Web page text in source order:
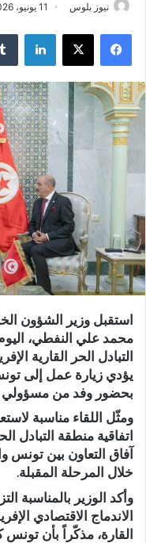
نيوز بلوس 11 يونيو، 2026
فيسبوك X
استقبل وزير الشؤون
محمد علي النفطي،
التبادل الحر القارية
بحضور وفد من مسؤولي
ومثّل اللقاء مناسبة
اتفاقية منطقة التبادل
آفاق التعاون بين تونس
خلال المرحلة المقبلة.
وأكد الوزير بالمناسبة
الاندماج الاقتصادي
القارة، مذكّراً بأن